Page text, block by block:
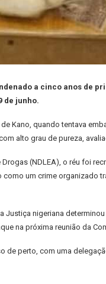
a cinco anos de
de junho.
quando tentava
alto grau de pureza,
(NDLEA), o réu foi
um crime
nigeriana
na próxima reunião da
de perto, com uma